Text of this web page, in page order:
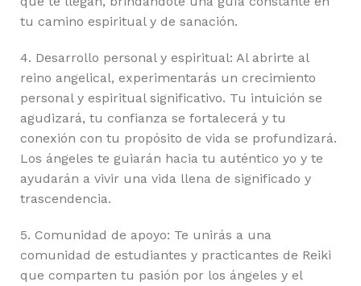
tu camino espiritual y de sanación.
4. Desarrollo personal y espiritual: Al abrirte al
reino angelical, experimentarás un crecimiento
personal y espiritual significativo. Tu intuición se
agudizará, tu confianza se fortalecerá y tu
conexión con tu propósito de vida se profundizará.
Los ángeles te guiarán hacia tu auténtico yo y te
ayudarán a vivir una vida llena de significado y
trascendencia.
5. Comunidad de apoyo: Te unirás a una
comunidad de estudiantes y practicantes de Reiki
que comparten tu pasión por los ángeles y el